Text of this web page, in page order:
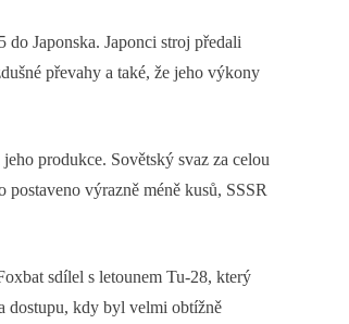
Japonska. Japonci stroj předali
převahy a také, že jeho výkony
produkce. Sovětský svaz za celou
výrazně méně kusů, SSSR
sdílel s letounem Tu-28, který
dostupu, kdy byl velmi obtížně